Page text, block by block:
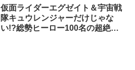
仮面ライダーエグゼイト＆宇宙戦
隊キュウレンジャーだけじゃな
い!?総勢ヒーロー100名の超絶コ